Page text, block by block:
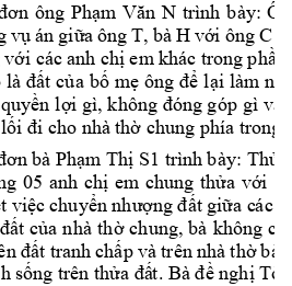
ông Phạm Văn N trình bày:
vụ án giữaông T, bà H với ông C
với các anh chị em khác trong p
là đất của bố mẹ ông để lại làm
quyền lợi gì, không đóng góp gì
i đi cho nhà thờ chung phía trong.
bà Phạm Thị S1 trình bày:
05 anh chị em chung thửa với
việc chuyển nhượng đất giữa các
đất của nhà thờ chung, bà không có
đất tranh chấp và trên nhà thờ bà
sống trên thửa đất. Bà đề nghị